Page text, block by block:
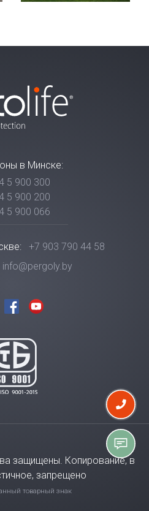
в Минске:
5 900 300
5 900 200
5 900 066
+7 903 790 44 58
info@pergoly.by
защищены. Копирование, в
запрещено
товарный знак